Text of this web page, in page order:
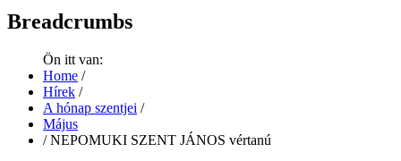
Breadcrumbs
Ön itt van:
Home /
Hírek /
A hónap szentjei /
Május
/ NEPOMUKI SZENT JÁNOS vértanú